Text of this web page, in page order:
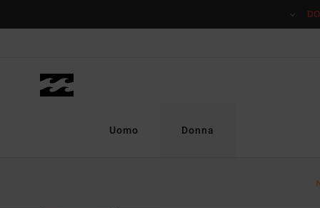
prodotto
Uomo Donna